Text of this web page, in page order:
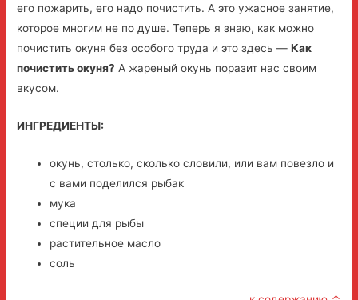
его пожарить, его надо почистить. А это ужасное занятие,
которое многим не по душе. Теперь я знаю, как можно
почистить окуня без особого труда и это здесь —Как
почистить окуня? А жареный окунь поразит нас своим
вкусом.
ИНГРЕДИЕНТЫ:
окунь, столько, сколько словили, или вам повезло и
с вами поделился рыбак
мука
специи для рыбы
растительное масло
соль